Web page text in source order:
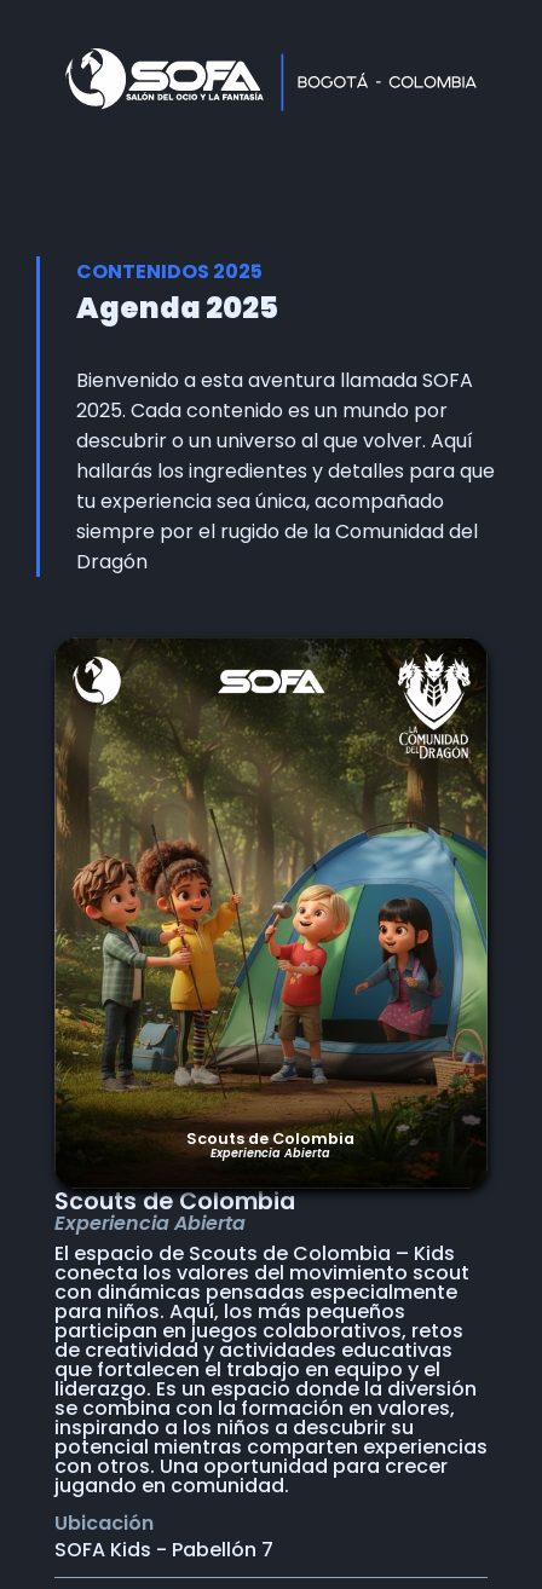
Home
Información Comercial
Formulario de Contacto
CONTENIDOS 2025
Agenda 2025
Bienvenido a esta aventura llamada SOFA
2025. Cada contenido es un mundo por
descubrir o un universo al que volver. Aquí
hallarás los ingredientes y detalles para que
tu experiencia sea única, acompañado
siempre por el rugido de la Comunidad del
Dragón
Scouts de Colombia
Experiencia Abierta
Scouts de Colombia
Experiencia Abierta
El espacio de Scouts de Colombia – Kids
conecta los valores del movimiento scout
con dinámicas pensadas especialmente
para niños. Aquí, los más pequeños
participan en juegos colaborativos, retos
de creatividad y actividades educativas
que fortalecen el trabajo en equipo y el
liderazgo. Es un espacio donde la diversión
se combina con la formación en valores,
inspirando a los niños a descubrir su
potencial mientras comparten experiencias
con otros. Una oportunidad para crecer
jugando en comunidad.
Ubicación
SOFA Kids - Pabellón 7